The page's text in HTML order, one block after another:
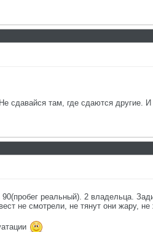
сдавайся там, где сдаются другие.
реальный). 2 владельца.
не смотрели, не тянут они жару,